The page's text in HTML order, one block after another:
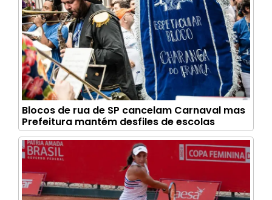
Blocos de rua de SP cancelam Carnaval mas
Prefeitura mantém desfiles de escolas